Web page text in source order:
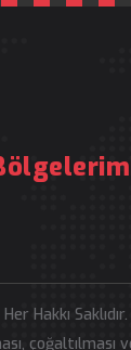
Hakkı
çoğaltılması